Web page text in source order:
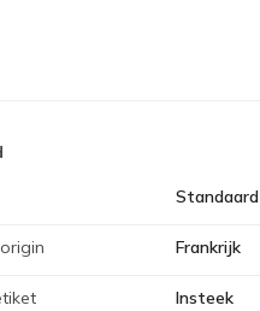
Standaard
Frankrijk
Insteek